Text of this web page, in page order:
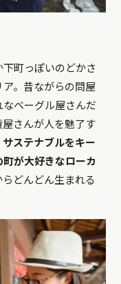
町っぽいのどかさ
。昔ながらの問屋
ベーグル屋さんだ
さんが人を魅了す
サステナブルをキー
が大好きなローカ
らどんどん生まれる